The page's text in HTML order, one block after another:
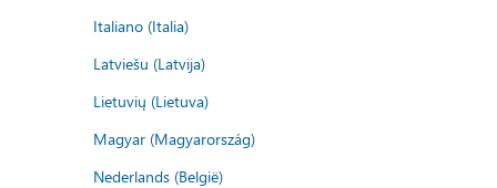
Italiano (Italia)
Latviešu (Latvija)
Lietuvių (Lietuva)
Magyar (Magyarország)
Nederlands (België)